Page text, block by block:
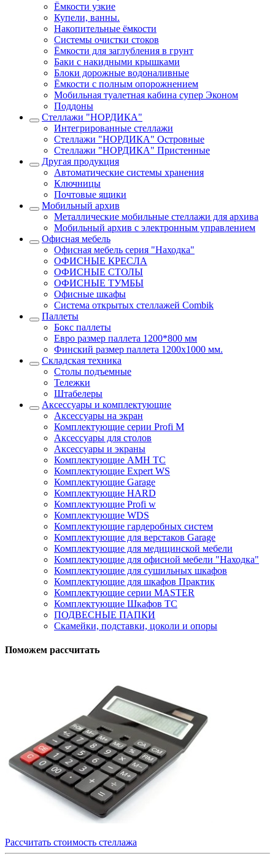
Ёмкости узкие
Купели, ванны.
Накопительные ёмкости
Системы очистки стоков
Ёмкости для заглубления в грунт
Баки с накидными крышками
Блоки дорожные водоналивные
Ёмкости с полным опорожнением
Мобильная туалетная кабина супер Эконом
Поддоны
Стеллажи "НОРДИКА"
Интегрированные стеллажи
Стеллажи "НОРДИКА" Островные
Стеллажи "НОРДИКА" Пристенные
Другая продукция
Автоматические системы хранения
Ключницы
Почтовые ящики
Мобильный архив
Металлические мобильные стеллажи для архива
Мобильный архив с электронным управлением
Офисная мебель
Офисная мебель серия "Находка"
ОФИСНЫЕ КРЕСЛА
ОФИСНЫЕ СТОЛЫ
ОФИСНЫЕ ТУМБЫ
Офисные шкафы
Система открытых стеллажей Combik
Паллеты
Бокс паллеты
Евро размер паллета 1200*800 мм
Финский размер паллета 1200х1000 мм.
Складская техника
Столы подъемные
Тележки
Штабелеры
Аксессуары и комплектующие
Аксессуары на экран
Комплектующие серии Profi M
Аксессуары для столов
Аксессуары и экраны
Комплектующие AMH TC
Комплектующие Expert WS
Комплектующие Garage
Комплектующие HARD
Комплектующие Profi w
Комплектующие WDS
Комплектующие гардеробных систем
Комплектующие для верстаков Garage
Комплектующие для медицинской мебели
Комплектующие для офисной мебели "Находка"
Комплектующие для сушильных шкафов
Комплектующие для шкафов Практик
Комплектующие серии MASTER
Комплектующие Шкафов ТС
ПОДВЕСНЫЕ ПАПКИ
Скамейки, подставки, цоколи и опоры
Поможем рассчитать
Рассчитать стоимость стеллажа